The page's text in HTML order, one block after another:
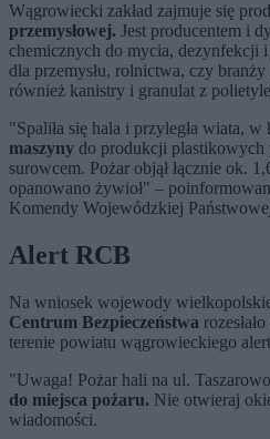
Wągrowiecki zakład zajmuje się
przemysłowej. Jest producentem i
chemicznych do mycia, dezynfekcji
dla przemysłu, rolnictwa, czy
również kanistry i granulat z
"Spaliła się hala i przyległa wiata,
maszyny do produkcji
surowcem. Pożar objął łącznie ok.
opanowano żywioł" –
Komendy Wojewódzkiej
Alert RCB
Na wniosek wojewody
Centrum Bezpieczeństwa
terenie powiatu wągrowieckiego
"Uwaga! Pożar hali na ul.
do miejsca pożaru. Nie otwieraj
wiadomości.